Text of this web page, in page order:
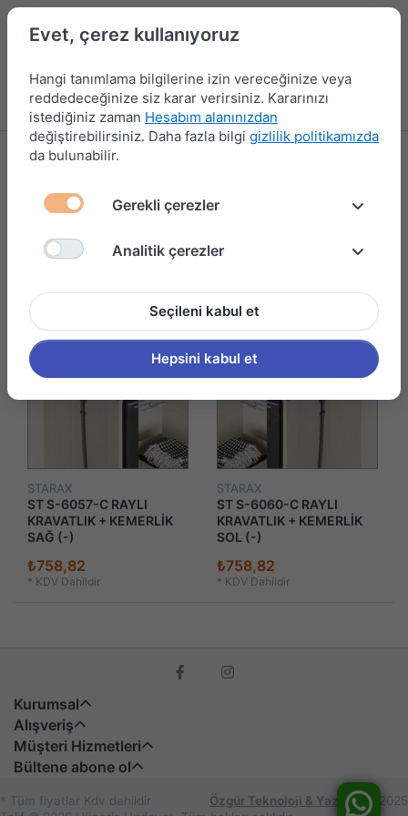
Menü Kampanyalar Yeni Ürünler Giriş yap
KRAVATLIK-KEMERLİK
2 ürün gösteriliyor
Filtrele ve Sırala
STARAX
ST S-6057-C RAYLI
KRAVATLIK + KEMERLİK
SAĞ (-)
₺758,82
* KDV Dahildir
STARAX
ST S-6060-C RAYLI
KRAVATLIK + KEMERLİK
SOL (-)
₺758,82
* KDV Dahildir
Kurumsal
Alışveriş
Müşteri Hizmetleri
Bültene abone ol
* Tüm fiyatlar Kdv dahildir Özgür Teknoloji & Yazılım © 2025
Evet, çerez kullanıyoruz
Hangi tanımlama bilgilerine izin vereceğinize veya
reddedeceğinize siz karar verirsiniz. Kararınızı
istediğiniz zaman Hesabım alanınızdan
değiştirebilirsiniz. Daha fazla bilgi gizlilik politikamızda
da bulunabilir.
Gerekli çerezler
Analitik çerezler
Seçileni kabul et
Hepsini kabul et